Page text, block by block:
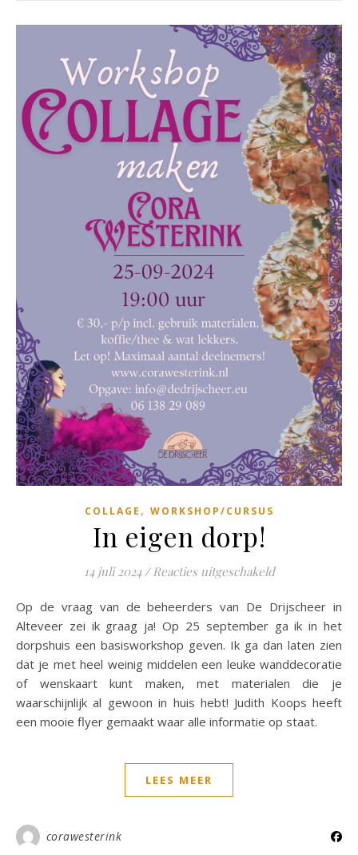
COLLAGE , WORKSHOP/CURSUS
In eigen dorp!
14 juli 2024 / Reacties uitgeschakeldvoor In eigen
Op de vraag van de beheerders van De Drijscheer in
Alteveer zei ik graag ja! Op 25 september ga ik in het
dorpshuis een basisworkshop geven. Ik ga dan laten zien
dat je met heel weinig middelen een leuke wanddecoratie
of wenskaart kunt maken, met materialen die je
waarschijnlijk al gewoon in huis hebt! Judith Koops heeft
een mooie flyer gemaakt waar alle informatie op staat.
LEES MEER
corawesterink